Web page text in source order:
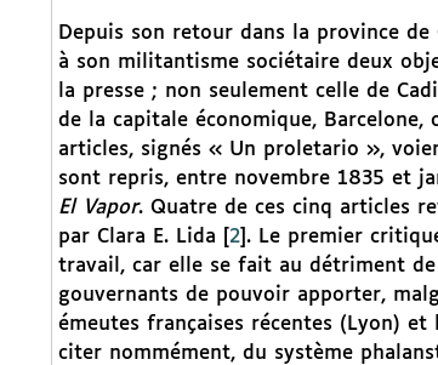
Depuis son retour dans la province
à son militantisme sociétaire deux
la presse ; non seulement celle de
de la capitale économique, Barcelone,
articles, signés « Un proletario »,
sont repris, entre novembre 1835 et
El Vapor. Quatre de ces cinq articles
par Clara E. Lida
2] . Le premier
travail, car elle se fait au détriment
gouvernants de pouvoir apporter,
émeutes françaises récentes (Lyon)
citer nommément, du système